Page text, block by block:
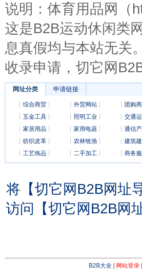
说明：体育用品网（
这是B2B运动休闲类
息真假均与本站无关
收录申请，切它网
网址分类 申请链接
┊ 综合商贸 ┊ ┊ 外贸网站 ┊ ┊ 团购
┊ 五金工具 ┊ ┊ 照明工业 ┊ ┊ 交通
┊ 家居用品 ┊ ┊ 家用电器 ┊ ┊ 通信
┊ 纺织皮革 ┊ ┊ 农林牧渔 ┊ ┊ 建筑
┊ 工艺饰品 ┊ ┊ 二手加工 ┊ ┊ 商务
将【切它网B2B网址
访问【切它网B2B网
B2B大全| 网站登录|